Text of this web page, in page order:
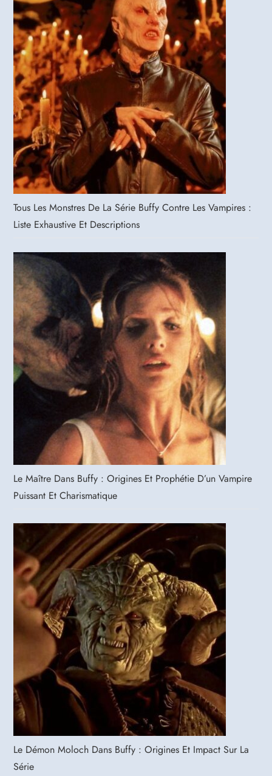
Tous Les Monstres De La Série Buffy Contre Les Vampires :
Liste Exhaustive Et Descriptions
Le Maître Dans Buffy : Origines Et Prophétie D’un Vampire
Puissant Et Charismatique
Le Démon Moloch Dans Buffy : Origines Et Impact Sur La
Série